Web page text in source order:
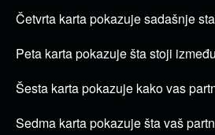
Četvrta karta pokazuje sadašnje
Peta karta pokazuje šta stoji
Šesta karta pokazuje kako vas
Sedma karta pokazuje šta vaš